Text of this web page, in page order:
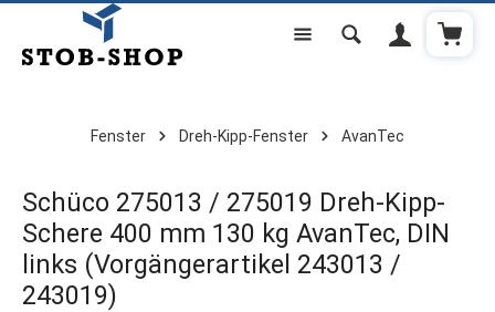
Zum Hauptinhalt springen
Fenster Dreh-Kipp-Fenster AvanTec
Schüco 275013 / 275019 Dreh-Kipp-
Schere 400 mm 130 kg AvanTec, DIN
links (Vorgängerartikel 243013 /
243019)